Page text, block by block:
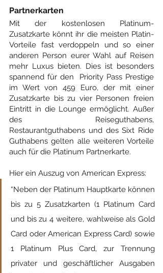
Partnerkarten
Mit der kostenlosen Platinum-
Zusatzkarte könnt ihr die meisten Platin-
Vorteile fast verdoppeln und so einer
anderen Person eurer Wahl auf Reisen
mehr Luxus bieten. Dies ist besonders
spannend für den  Priority Pass Prestige
im Wert von 459 Euro, der mit einer
Zusatzkarte bis zu vier Personen freien
Eintritt in die Lounge ermöglicht. Außer
des Reiseguthabens,
Restaurantguthabens und des Sixt Ride
Guthabens gelten alle weiteren Vorteile
auch für die Platinum Partnerkarte.
Hier ein Auszug von American Express:
“Neben der Platinum Hauptkarte können
bis zu 5 Zusatzkarten (1 Platinum Card
und bis zu 4 weitere, wahlweise als Gold
Card oder American Express Card) sowie
1 Platinum Plus Card, zur Trennung
privater und geschäftlicher Ausgaben